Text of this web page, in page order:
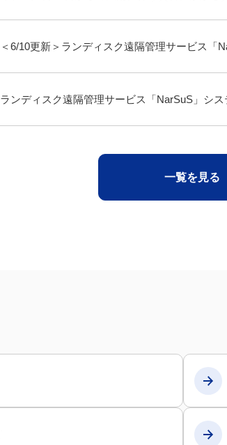
＜6/10更新＞ランディスク遠隔管理サービス「
ランディスク遠隔管理サービス「NarSuS」シ
一覧を見る